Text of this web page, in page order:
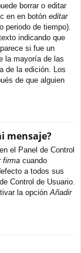
borrar o editar
en en botón editar
periodo de tiempo).
indicando que
si fue un
la mayoría de las
de la edición. Los
de que alguien
mensaje?
el Panel de Control
firma cuando
a todos sus
Control de Usuario.
la opciónAñadir